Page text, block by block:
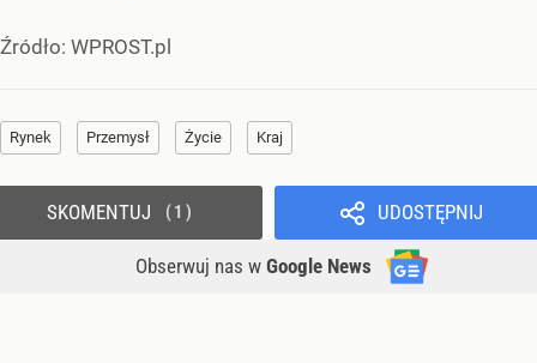
Źródło: WPROST.pl
Rynek Przemysł Życie Kraj
UDOSTĘPNIJ
Obserwuj nas w Google News
SKOMENTUJ 1